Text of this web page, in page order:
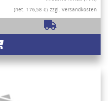
(net. 176,58 €) zzgl. Versandkosten